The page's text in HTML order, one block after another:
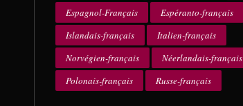
Espagnol-Français
Espéranto-français
Islandais-français
Italien-français
Norvégien-français
Néerlandais-français
Polonais-français
Russe-français